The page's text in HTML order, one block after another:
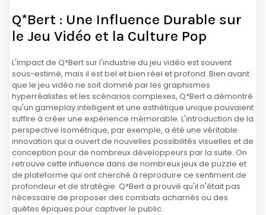
Q*Bert : Une Influence Durable sur
le Jeu Vidéo et la Culture Pop
L'impact de Q*Bert sur l'industrie du jeu vidéo est souvent
sous-estimé, mais il est bel et bien réel et profond. Bien avant
que le jeu vidéo ne soit dominé par les graphismes
hyperréalistes et les scénarios complexes, Q*Bert a démontré
qu'un gameplay intelligent et une esthétique unique pouvaient
suffire à créer une expérience mémorable. L'introduction de la
perspective isométrique, par exemple, a été une véritable
innovation qui a ouvert de nouvelles possibilités visuelles et de
conception pour de nombreux développeurs par la suite. On
retrouve cette influence dans de nombreux jeux de puzzle et
de plateforme qui ont cherché à reproduire ce sentiment de
profondeur et de stratégie. Q*Bert a prouvé qu'il n'était pas
nécessaire de proposer des combats acharnés ou des
quêtes épiques pour captiver le public.